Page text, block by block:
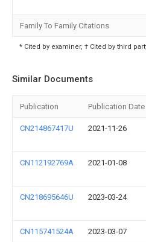
Family To Family Citations
* Cited by examiner, † Cited by third
Similar Documents
Publication Publication Date
CN214867417U 2021-11-26
CN112192769A 2021-01-08
CN218695646U 2023-03-24
CN115741524A 2023-03-07